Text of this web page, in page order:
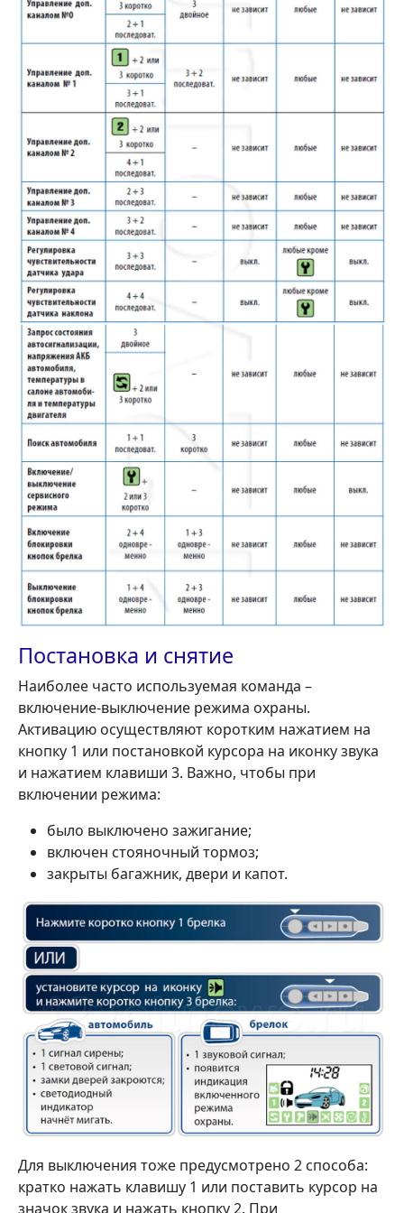
Постановка и снятие
Наиболее часто используемая команда –
включение-выключение режима охраны.
Активацию осуществляют коротким нажатием на
кнопку 1 или постановкой курсора на иконку звука
и нажатием клавиши 3. Важно, чтобы при
включении режима:
было выключено зажигание;
включен стояночный тормоз;
закрыты багажник, двери и капот.
Для выключения тоже предусмотрено 2 способа:
кратко нажать клавишу 1 или поставить курсор на
значок звука и нажать кнопку 2. При